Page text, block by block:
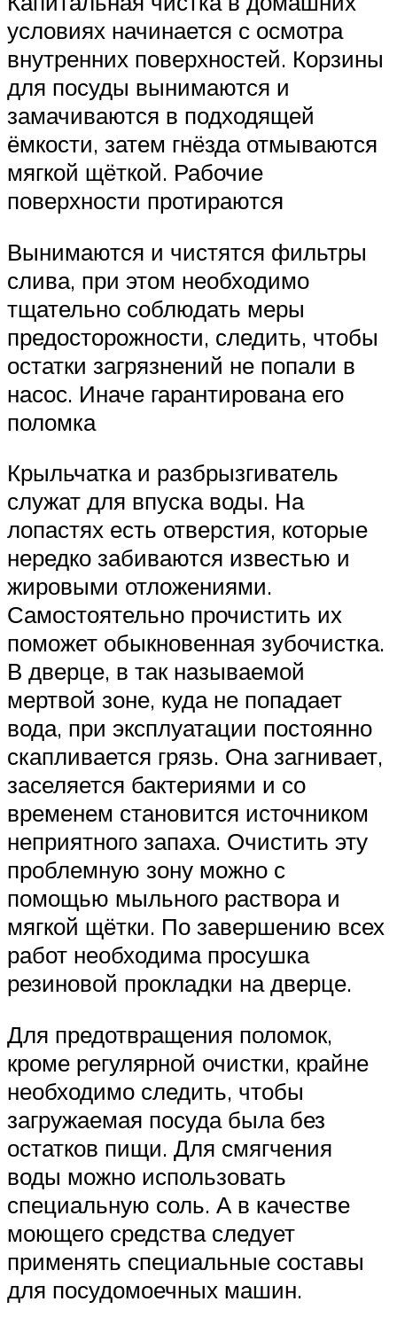
условиях начинается с осмотра
внутренних поверхностей. Корзины
для посуды вынимаются и
замачиваются в подходящей
ёмкости, затем гнёзда отмываются
мягкой щёткой. Рабочие
поверхности протираются
Вынимаются и чистятся фильтры
слива, при этом необходимо
тщательно соблюдать меры
предосторожности, следить, чтобы
остатки загрязнений не попали в
насос. Иначе гарантирована его
поломка
Крыльчатка и разбрызгиватель
служат для впуска воды. На
лопастях есть отверстия, которые
нередко забиваются известью и
жировыми отложениями.
Самостоятельно прочистить их
поможет обыкновенная зубочистка.
В дверце, в так называемой
мертвой зоне, куда не попадает
вода, при эксплуатации постоянно
скапливается грязь. Она загнивает,
заселяется бактериями и со
временем становится источником
неприятного запаха. Очистить эту
проблемную зону можно с
помощью мыльного раствора и
мягкой щётки. По завершению всех
работ необходима просушка
резиновой прокладки на дверце.
Для предотвращения поломок,
кроме регулярной очистки, крайне
необходимо следить, чтобы
загружаемая посуда была без
остатков пищи. Для смягчения
воды можно использовать
специальную соль. А в качестве
моющего средства следует
применять специальные составы
для посудомоечных машин.